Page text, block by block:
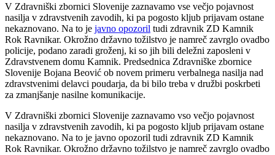
V Zdravniški zbornici Slovenije zaznavamo vse večjo pojavnost
nasilja v zdravstvenih zavodih, ki pa pogosto kljub prijavam ostane
nekaznovano. Na to je javno opozoril tudi zdravnik ZD Kamnik
Rok Ravnikar. Okrožno državno tožilstvo je namreč zavrglo ovadbo
policije, podano zaradi groženj, ki so jih bili deležni zaposleni v
Zdravstvenem domu Kamnik. Predsednica Zdravniške zbornice
Slovenije Bojana Beović ob novem primeru verbalnega nasilja nad
zdravstvenimi delavci poudarja, da bi bilo treba v družbi poskrbeti
za zmanjšanje nasilne komunikacije.
V Zdravniški zbornici Slovenije zaznavamo vso večjo pojavnost
nasilja v zdravstvenih zavodih, ki pa pogosto kljub prijavam ostane
nekaznovano. Na to je javno opozoril tudi zdravnik ZD Kamnik
Rok Ravnikar. Okrožno državno tožilstvo je namreč zavrglo ovadbo